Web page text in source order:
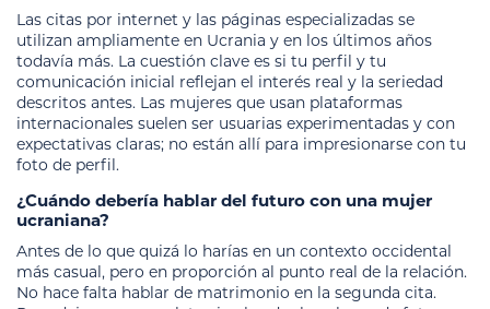
Las citas por internet y las páginas especializadas se
utilizan ampliamente en Ucrania y en los últimos años
todavía más. La cuestión clave es si tu perfil y tu
comunicación inicial reflejan el interés real y la seriedad
descritos antes. Las mujeres que usan plataformas
internacionales suelen ser usuarias experimentadas y con
expectativas claras; no están allí para impresionarse con tu
foto de perfil.
¿Cuándo debería hablar del futuro con una mujer
ucraniana?
Antes de lo que quizá lo harías en un contexto occidental
más casual, pero en proporción al punto real de la relación.
No hace falta hablar de matrimonio en la segunda cita.